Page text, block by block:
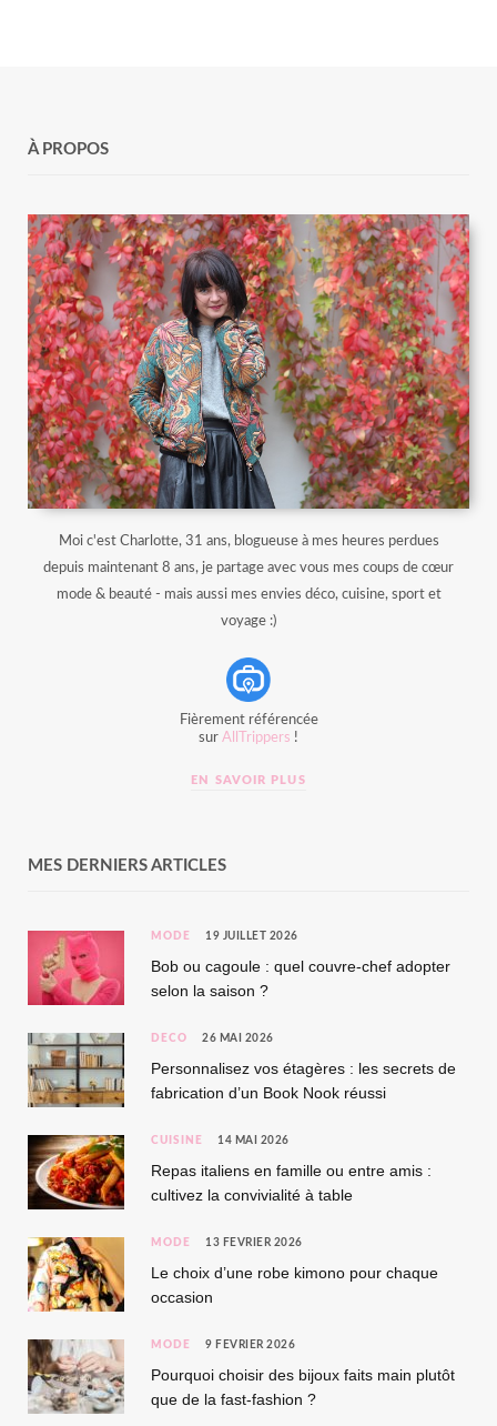
À PROPOS
Moi c'est Charlotte, 31 ans, blogueuse à mes heures perdues
depuis maintenant 8 ans, je partage avec vous mes coups de cœur
mode & beauté - mais aussi mes envies déco, cuisine, sport et
voyage :)
Fièrement référencée
sur AllTrippers !
EN SAVOIR PLUS
MES DERNIERS ARTICLES
MODE 19 JUILLET 2026
Bob ou cagoule : quel couvre-chef adopter
selon la saison ?
DÉCO 26 MAI 2026
Personnalisez vos étagères : les secrets de
fabrication d’un Book Nook réussi
CUISINE 14 MAI 2026
Repas italiens en famille ou entre amis :
cultivez la convivialité à table
MODE 13 FÉVRIER 2026
Le choix d’une robe kimono pour chaque
occasion
MODE 9 FÉVRIER 2026
Pourquoi choisir des bijoux faits main plutôt
que de la fast-fashion ?